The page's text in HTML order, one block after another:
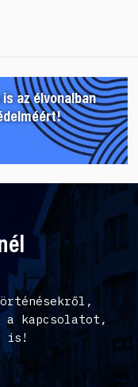
az élvonalban
kapcsolatot,
is!